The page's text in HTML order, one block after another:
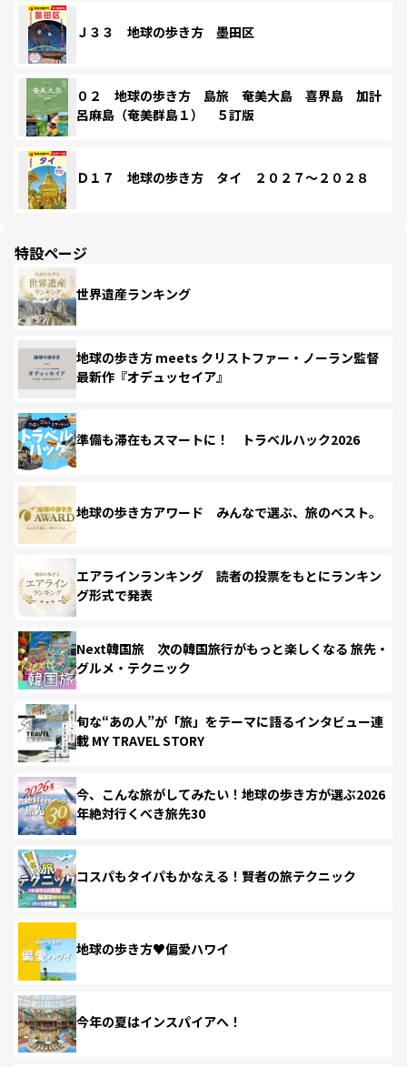
Ｊ３３ 地球の歩き方 墨田区
０２ 地球の歩き方 島旅 奄美大島 喜界島 加計
呂麻島（奄美群島１） ５訂版
Ｄ１７ 地球の歩き方 タイ ２０２７～２０２８
特設ページ
世界遺産ランキング
地球の歩き方 meets クリストファー・ノーラン監督
最新作『オデュッセイア』
準備も滞在もスマートに！ トラベルハック2026
地球の歩き方アワード みんなで選ぶ、旅のベスト。
エアラインランキング 読者の投票をもとにランキン
グ形式で発表
Next韓国旅 次の韓国旅行がもっと楽しくなる 旅先・
グルメ・テクニック
旬な“あの人”が「旅」をテーマに語るインタビュー連
載 MY TRAVEL STORY
今、こんな旅がしてみたい！地球の歩き方が選ぶ2026
年絶対行くべき旅先30
コスパもタイパもかなえる！賢者の旅テクニック
地球の歩き方♥偏愛ハワイ
今年の夏はインスパイアへ！